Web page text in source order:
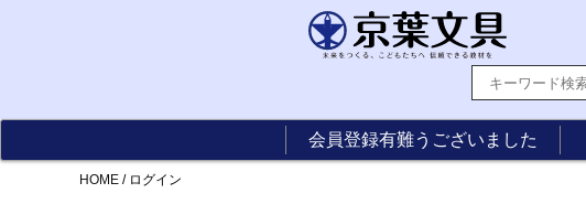
会員登録有難うございました
HOME / ログイン